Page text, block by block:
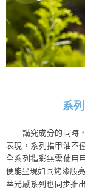
系
講究成分的同時，
表現， 系列指甲油不
全系列指彩無需使用
便能呈現如同烤漆般
萃光感系列也同步推